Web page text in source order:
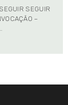
SEGUIR
–